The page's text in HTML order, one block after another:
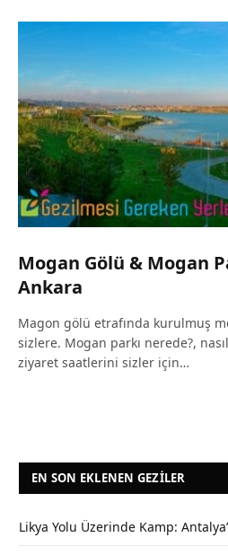
Mogan Gölü & Mogan
Ankara
Magon gölü etrafında kurulmuş
sizlere. Mogan parkı nerede?,
ziyaret saatlerini sizler için…
EN SON EKLENEN GEZILER
Likya Yolu Üzerinde Kamp: